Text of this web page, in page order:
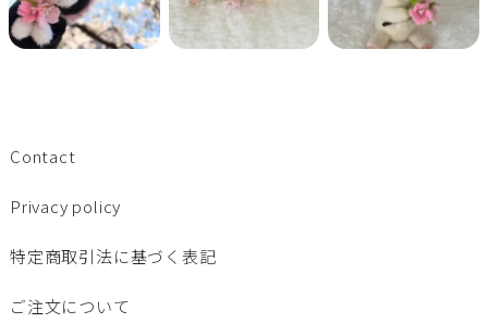
Contact
Privacy policy
特定商取引法に基づく表記
ご注文について